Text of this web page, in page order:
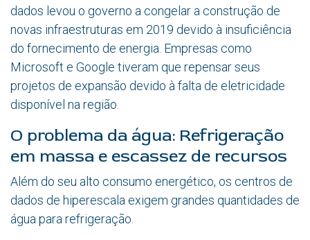
dados levou o governo a congelar a construção de
novas infraestruturas em 2019 devido à insuficiência
do fornecimento de energia. Empresas como
Microsoft e Google tiveram que repensar seus
projetos de expansão devido à falta de eletricidade
disponível na região.
O problema da água: Refrigeração
em massa e escassez de recursos
Além do seu alto consumo energético, os centros de
dados de hiperescala exigem grandes quantidades de
água para refrigeração.